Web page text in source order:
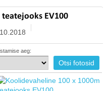
EV100
aeg: